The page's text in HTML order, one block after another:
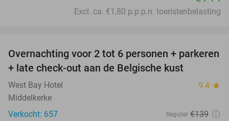
Excl. ca. €1,80 p.p.p.n. toeristenbelasting
40%
Overnachting voor 2 tot 6 personen + parkeren
+ late check-out aan de Belgische kust
West Bay Hotel 9.4 star
Middelkerke
Verkocht: 657
Regulier €139